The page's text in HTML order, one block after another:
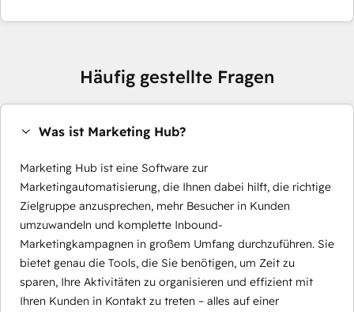
Häufig gestellte Fragen
Was ist Marketing Hub?
Marketing Hub ist eine Software zur
Marketingautomatisierung, die Ihnen dabei hilft, die richtige
Zielgruppe anzusprechen, mehr Besucher in Kunden
umzuwandeln und komplette Inbound-
Marketingkampagnen in großem Umfang durchzuführen. Sie
bietet genau die Tools, die Sie benötigen, um Zeit zu
sparen, Ihre Aktivitäten zu organisieren und effizient mit
Ihren Kunden in Kontakt zu treten – alles auf einer